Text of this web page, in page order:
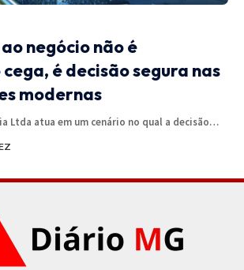
negócio não é
é decisão segura nas
modernas
Ltda atua em um cenário no qual a decisão…